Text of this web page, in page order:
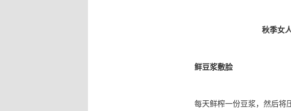
秋季女
鲜豆浆敷脸
每天鲜榨一份豆浆，然后将